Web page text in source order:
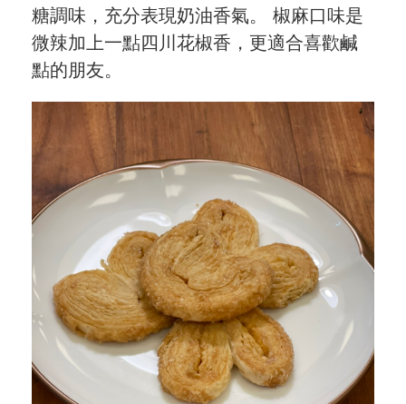
愛飯團FB粉絲團
YouTube
Instagram
聯絡我們
客服專線
服務信箱
關於
關於愛飯團
聯絡我們
糖調味，充分表現奶油香氣。 椒麻口味是
微辣加上一點四川花椒香，更適合喜歡鹹
點的朋友。